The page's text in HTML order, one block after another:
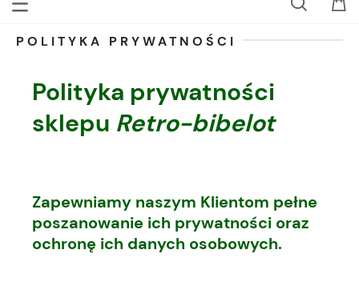
POLITYKA PRYWATNOŚCI
Polityka prywatności
sklepu Retro-bibelot
Zapewniamy naszym Klientom pełne
poszanowanie ich prywatności oraz
ochronę ich danych osobowych.